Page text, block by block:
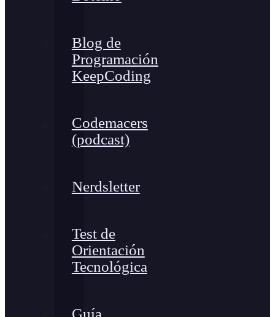
Blog de
Programación
KeepCoding
Codemacers
(podcast)
Nerdsletter
Test de
Orientación
Tecnológica
Guía